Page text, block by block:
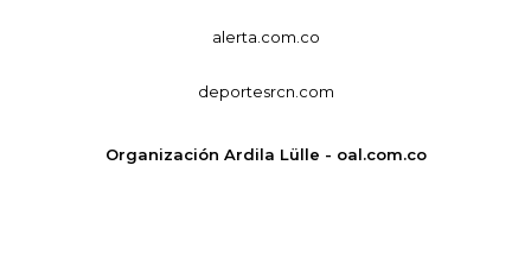
alerta.com.co
deportesrcn.com
Organización Ardila Lülle - oal.com.co